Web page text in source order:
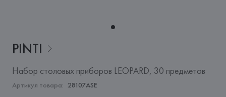
PINTI
Набор столовых приборов LEOPARD, 30 предметов
Артикул товара: 28107ASE